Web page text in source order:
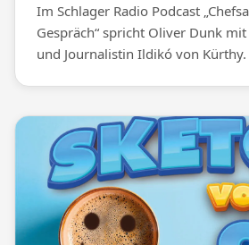
Im Schlager Radio Podcast
Gespräch“ spricht Oliver Dunk
und Journalistin Ildikó von Kürthy.